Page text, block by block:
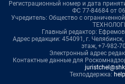
Регистрационный номер и дата
ФС 77-84684 от
Учредитель: Общество с
Главный редактор:
Адрес редакции: 454091, г.
этаж, +7-982-
Электронный адрес
Контактные данные для
Техподдержка: